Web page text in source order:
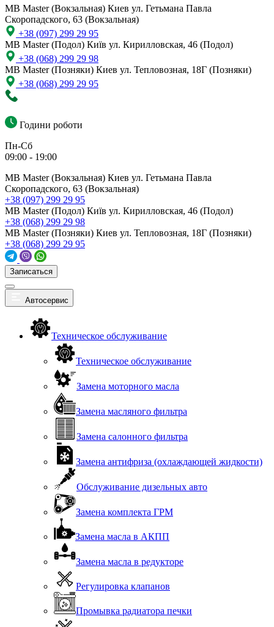
MB Master (Вокзальная) Киев ул. Гетьмана Павла
Скоропадского, 63 (Вокзальная)
+38 (097) 299 29 95
MB Master (Подол) Київ ул. Кирилловская, 46 (Подол)
+38 (068) 299 29 98
MB Master (Позняки) Киев ул. Тепловозная, 18Г (Позняки)
+38 (068) 299 29 95
Години роботи
Пн-Сб
09:00 - 19:00
MB Master (Вокзальная) Киев ул. Гетьмана Павла
Скоропадского, 63 (Вокзальная)
+38 (097) 299 29 95
MB Master (Подол) Київ ул. Кирилловская, 46 (Подол)
+38 (068) 299 29 98
MB Master (Позняки) Киев ул. Тепловозная, 18Г (Позняки)
+38 (068) 299 29 95
Записаться
Автосервис
Техническое обслуживание
Техническое обслуживание
Замена моторного масла
Замена масляного фильтра
Замена салонного фильтра
Замена антифриза (охлаждающей жидкости)
Обслуживание дизельных авто
Замена комплекта ГРМ
Замена масла в АКПП
Замена масла в редукторе
Регулировка клапанов
Промывка радиатора печки